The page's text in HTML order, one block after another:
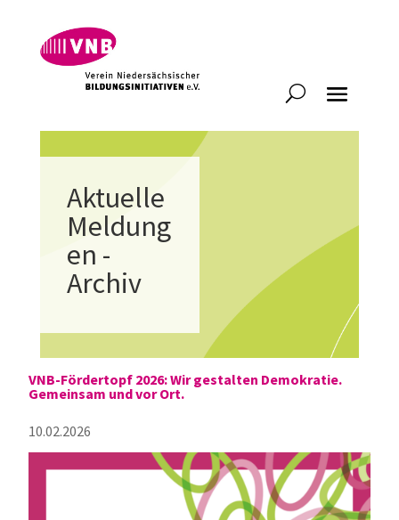
Aktuelle
Meldung
en -
Archiv
VNB-Fördertopf 2026: Wir gestalten Demokratie.
Gemeinsam und vor Ort.
10.02.2026